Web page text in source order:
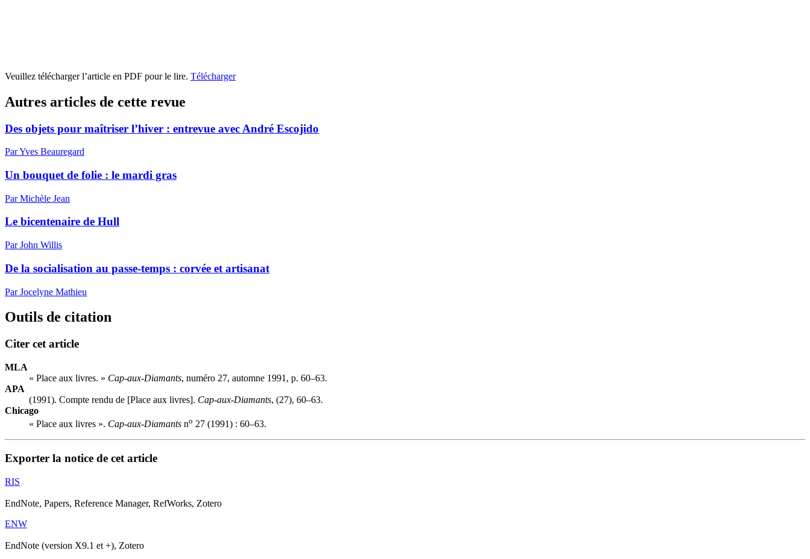
Veuillez télécharger l’article en PDF pour le lire. Télécharger
Autres articles de cette revue
Des objets pour maîtriser l’hiver : entrevue avec André Escojido
Par Yves Beauregard
Un bouquet de folie : le mardi gras
Par Michèle Jean
Le bicentenaire de Hull
Par John Willis
De la socialisation au passe-temps : corvée et artisanat
Par Jocelyne Mathieu
Outils de citation
Citer cet article
MLA
« Place aux livres. » Cap-aux-Diamants, numéro 27, automne 1991, p. 60–63.
APA
(1991). Compte rendu de [Place aux livres]. Cap-aux-Diamants, (27), 60–63.
Chicago
« Place aux livres ». Cap-aux-Diamants no 27 (1991) : 60–63.
Exporter la notice de cet article
RIS
EndNote, Papers, Reference Manager, RefWorks, Zotero
ENW
EndNote (version X9.1 et +), Zotero